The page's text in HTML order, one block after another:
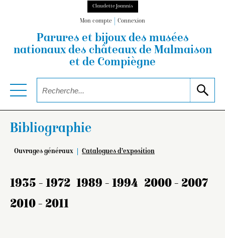
Claudette Joannis
Mon compte Connexion
Parures et bijoux des musées
nationauxdes châteaux de Malmaison
et de Compiègne
Bibliographie
Ouvrages généraux Catalogues d’exposition
1935 - 1972 1989 - 1994 2000 - 2007
2010 - 2011